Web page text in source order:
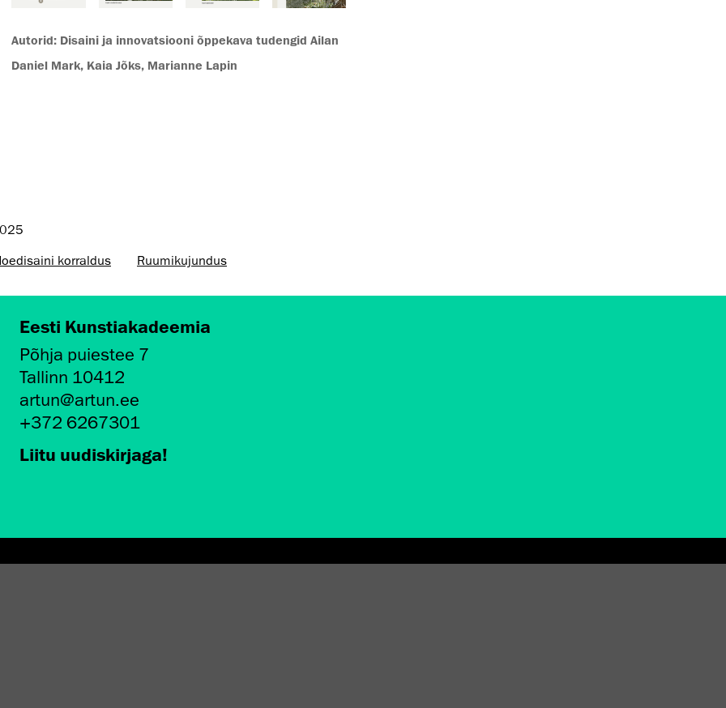
Autorid: Disaini ja innovatsiooni õppekava tudengid Ailan
Daniel Mark, Kaia Jõks, Marianne Lapin
korraldus Ruumikujundus
Eesti Kunstiakadeemia
Põhja puiestee 7
Tallinn 10412
artun@artun.ee
+372 6267301
Liitu uudiskirjaga!